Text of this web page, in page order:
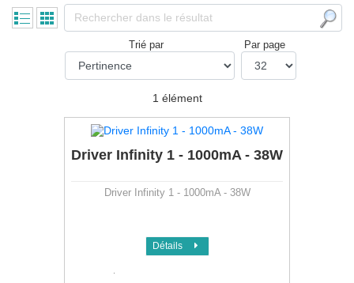
Trié par Par page
1 élément
Driver Infinity 1 - 1000mA - 38W
Driver Infinity 1 - 1000mA - 38W
Détails